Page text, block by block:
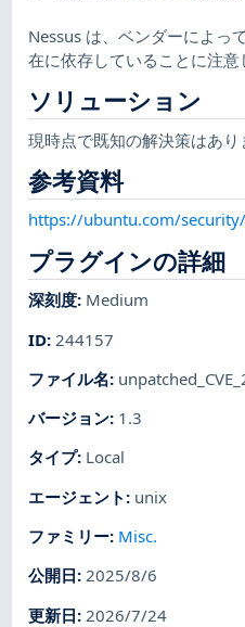
Nessus は、ベンダーによっ
在に依存していることに注意
ソリューション
現時点で既知の解決策はあり
参考資料
https://ubuntu.com/
プラグインの詳細
深刻度: Medium
ID: 244157
ファイル名:
バージョン: 1.3
タイプ: Local
エージェント : unix
ファミリー: Misc.
公開日:2025/8/6
更新日: 2026/7/24